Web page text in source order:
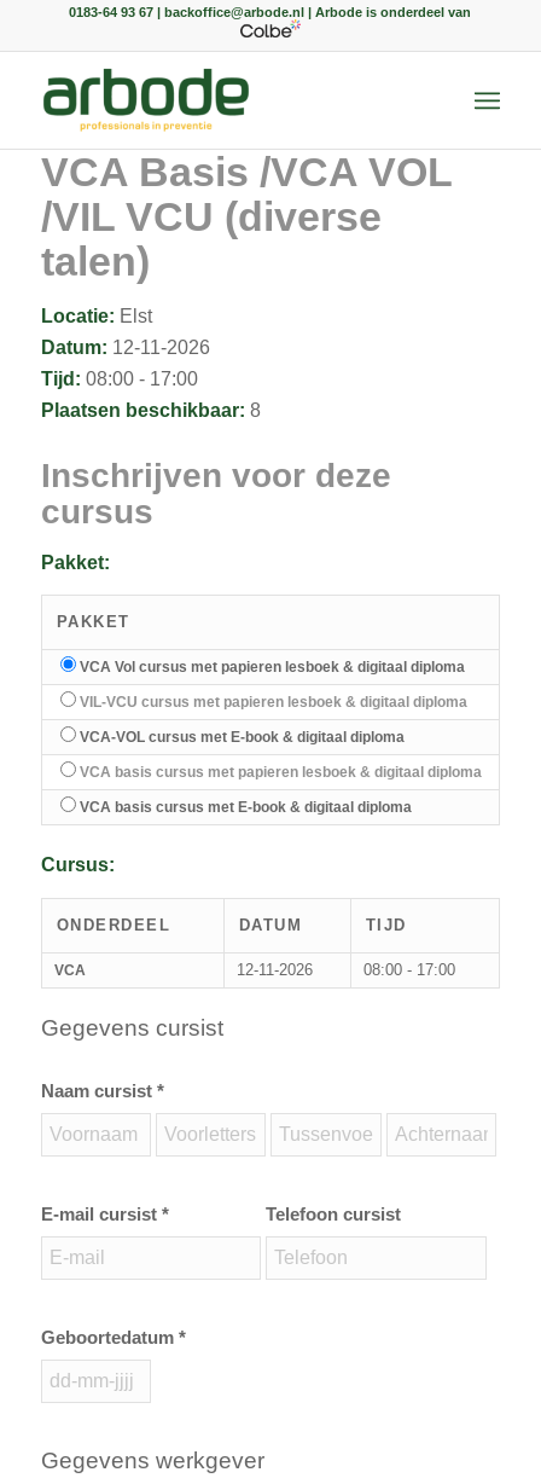
0183-64 93 67 | backoffice@arbode.nl | Arbode is onderdeel van
VCA Basis /VCA VOL
/VIL VCU (diverse
talen)
Locatie: Elst
Datum: 12-11-2026
Tijd: 08:00 - 17:00
Plaatsen beschikbaar: 8
Inschrijven voor deze
cursus
Pakket:
PAKKET
VCA Vol cursus met papieren lesboek & digitaal diploma
VIL-VCU cursus met papieren lesboek & digitaal diploma
VCA-VOL cursus met E-book & digitaal diploma
VCA basis cursus met papieren lesboek & digitaal diploma
VCA basis cursus met E-book & digitaal diploma
Cursus:
ONDERDEEL DATUM TIJD
VCA 12-11-2026 08:00 - 17:00
Gegevens cursist
Naam cursist *
E-mail cursist * Telefoon cursist
Geboortedatum *
Gegevens werkgever